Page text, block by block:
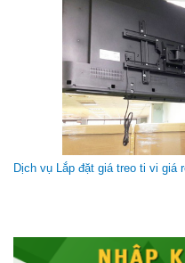
250
Dịch vụ Lắp đặt giá treo ti vi giá